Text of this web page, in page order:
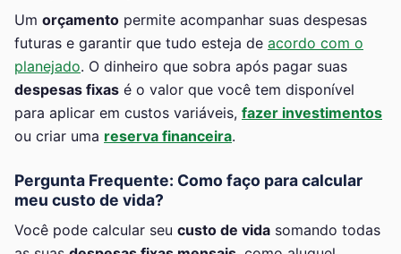
Um orçamento permite acompanhar suas despesas
futuras e garantir que tudo esteja de acordo com o
planejado. O dinheiro que sobra após pagar suas
despesas fixas é o valor que você tem disponível
para aplicar em custos variáveis, fazer investimentos
ou criar uma reserva financeira.
Pergunta Frequente: Como faço para calcular
meu custo de vida?
Você pode calcular seu custo de vida somando todas